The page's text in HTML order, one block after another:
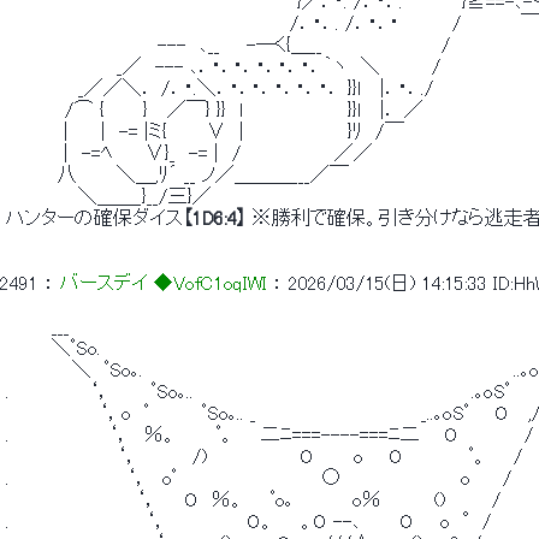
/．・．. /．・．･　　　　/　　　　 ￣
---　､__　　-―く{＿__　　　　　　　　　/　　　　　
_／　--- ､．・．･．・．･．・．｀ヽ　＼　　 　 /　　　　　　　
_／／＼． /．・.＼．・．･．・．･．・． }}l　 |．・．./
/⌒ {　 　 }　 ／￣} }}　l　　　　　　 　 }}l　 |． ／
|　　 |　-= |ミ{　　　∨　|　　　 　 　 　 }ﾘ　/￣
|　-=ﾍ　　 ∨}_　-= |　/　　　　　　　／／
八　　　＼＿,ﾘ´ __ ノ／＿＿＿___／￣
＼＿＿_}__/三}／
ハンターの確保ダイス 【1D6:4】 ※勝利で確保。引き分けなら逃走
2491 ： バースデイ ◆VofC1oqIWI ： 2026/03/15(日) 14:15:33
＼ﾟSo.　　　　　　　　　　　　　　　　　　　　　　　　　　　　　　　　
＼　ﾟSo｡.　　　　　　　　　　　　　　　　　　　　　　　　　　　　..
.　　　　　　‘，　　　ﾟSo｡..　　　　　　　　　　　　　　　　　　　　　.｡oSﾟ
‘，o　ﾟ　　　　ﾟSo｡.. _　　　　　　　　　　　　 _..｡oSﾟ　　O　
.　　　　　　　 ‘，　％。　　　ﾟ。　　二ﾆ===----===ﾆ二 　 O　　　　　/
‘，　　　　/)　　　　　　　O　　　o　　O　　　　　ﾟ。　　/
.　　　　 　 　 　 ‘，　oﾟ　　　　　　　　　　　○　　　　　　　　　o　　 /
‘，　　O　％。　　ﾟo｡　　　　 o％　　　　()　　　 /
.　　　　 　 　 　 　 ‘，　　　　　　O。　　。O --､　　　O　　o　°/